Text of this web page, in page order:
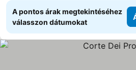
A pontos árak megtekintéséhez
válasszon dátumokat